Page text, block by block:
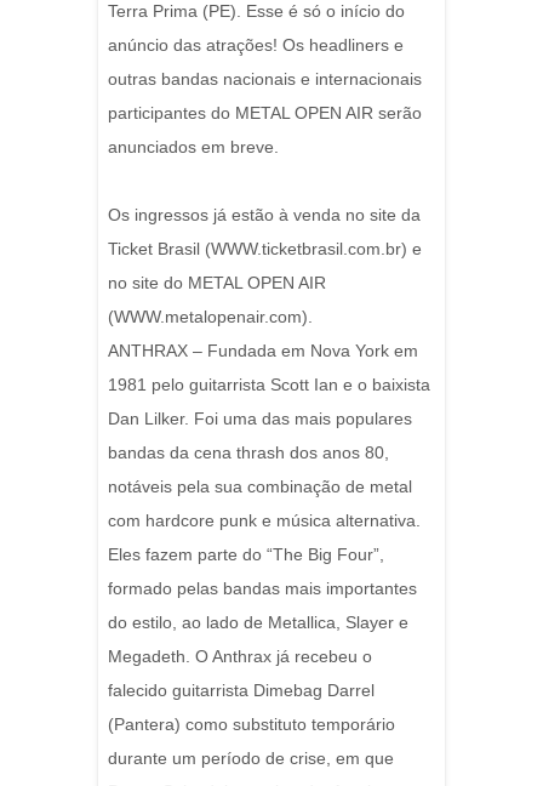
Terra Prima (PE). Esse é só o início do
anúncio das atrações! Os headliners e
outras bandas nacionais e internacionais
participantes do METAL OPEN AIR serão
anunciados em breve.
Os ingressos já estão à venda no site da
Ticket Brasil (WWW.ticketbrasil.com.br) e
no site do METAL OPEN AIR
(WWW.metalopenair.com).
ANTHRAX – Fundada em Nova York em
1981 pelo guitarrista Scott Ian e o baixista
Dan Lilker. Foi uma das mais populares
bandas da cena thrash dos anos 80,
notáveis pela sua combinação de metal
com hardcore punk e música alternativa.
Eles fazem parte do “The Big Four”,
formado pelas bandas mais importantes
do estilo, ao lado de Metallica, Slayer e
Megadeth. O Anthrax já recebeu o
falecido guitarrista Dimebag Darrel
(Pantera) como substituto temporário
durante um período de crise, em que